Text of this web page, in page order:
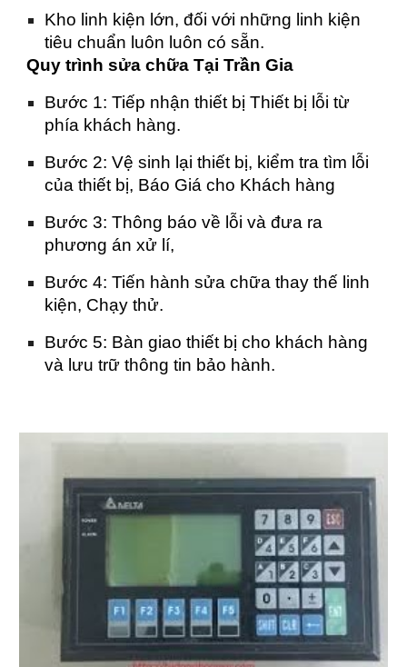
Kho linh kiện lớn, đối với những linh kiện
tiêu chuẩn luôn luôn có sẵn.
Quy trình sửa chữa Tại Trần Gia
Bước 1: Tiếp nhận thiết bị Thiết bị lỗi từ
phía khách hàng.
Bước 2: Vệ sinh lại thiết bị, kiểm tra tìm lỗi
của thiết bị, Báo Giá cho Khách hàng
Bước 3: Thông báo về lỗi và đưa ra
phương án xử lí,
Bước 4: Tiến hành sửa chữa thay thế linh
kiện, Chạy thử.
Bước 5: Bàn giao thiết bị cho khách hàng
và lưu trữ thông tin bảo hành.